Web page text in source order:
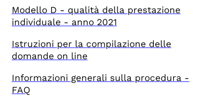
Modello D - qualità della prestazione
individuale - anno 2021
Istruzioni per la compilazione delle
domande on line
Informazioni generali sulla procedura -
FAQ